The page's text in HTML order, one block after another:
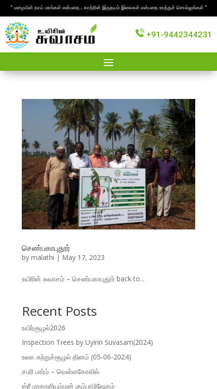
” மழையின் தாய் மரங்கள் என்பதை , காற்றின் இருதயம் இலைகள் என்பதை உரத்துச் சொல்லுங்கள் “
+91-9442344231
செண்பகாபுதூர்
by malathi | May 17, 2023
உயிரின் சுவாசம் – செண்பகாபுதூர் back to...
Recent Posts
உயிர்சூழல்2026
Inspection Trees by Uyirin Suvasam(2024)
உலக சுற்றுச்சூழல் தினம் (05-06-2024)
சபரி பார்ம் – வெள்ளகோவில்
ஸ்ரீ மாகாளியம்மன் கும்பாபிஷேகம்